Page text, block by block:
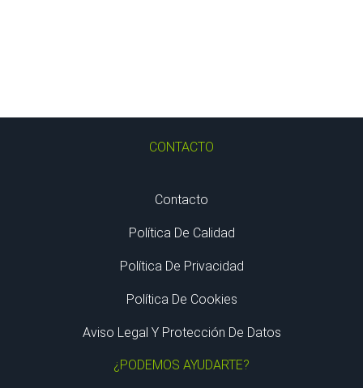
CONTACTO
Contacto
Política De Calidad
Política De Privacidad
Política De Cookies
Aviso Legal Y Protección De Datos
¿PODEMOS AYUDARTE?